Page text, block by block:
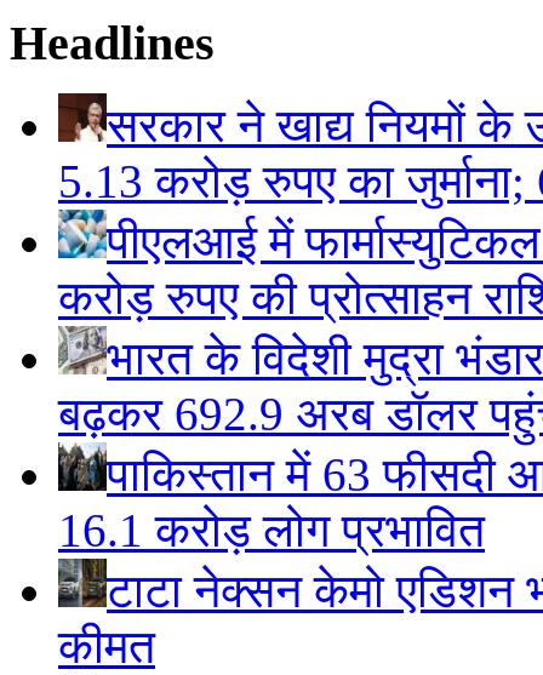
Headlines
सरकार ने खाद्य नियमों
5.13 करोड़ रुपए का
पीएलआई में
करोड़ रुपए की प्रोत्साहन
भारत के विदेशी मुद्रा
बढ़कर 692.9 अरब डॉलर
पाकिस्तान में 63 फीसदी
16.1 करोड़ लोग प्रभावित
टाटा नेक्सन केमो एडिशन
कीमत